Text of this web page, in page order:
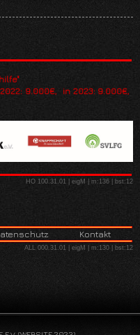
9.000€, in 2023: 9.000€,
HO 100.31.01 | eigM | m:136 | bst:12
Kontakt
ALL 000.31.01 | eigM | m:130 | bst:12